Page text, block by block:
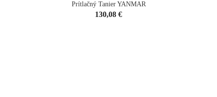
Prítlačný Tanier YANMAR
Cena
130,08 €